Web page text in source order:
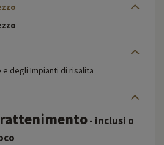
degli Impianti di risalita
- inclusi o